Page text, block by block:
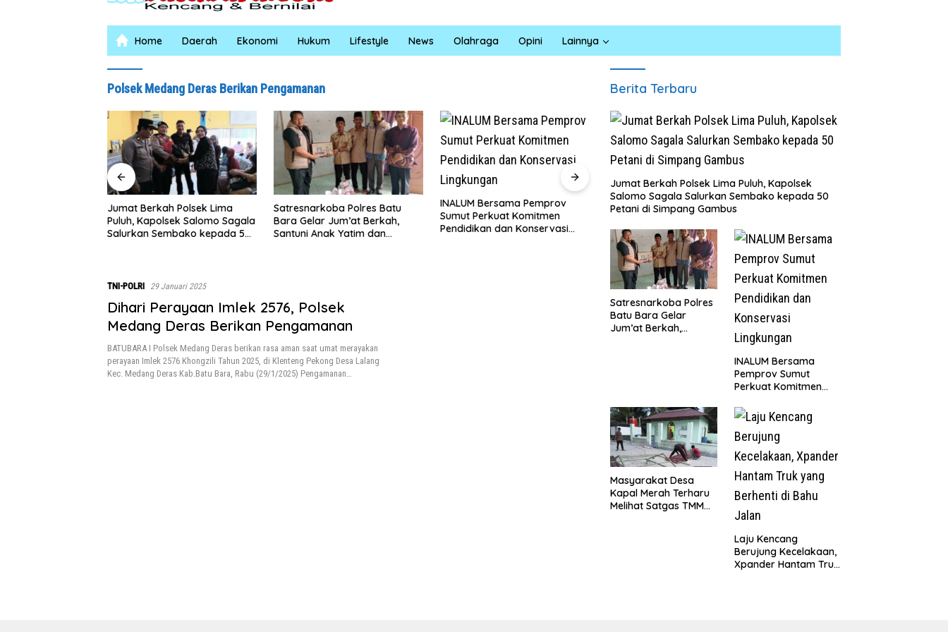
Home Daerah Ekonomi Hukum Lifestyle News Olahraga Opini Lainnya
Polsek Medang Deras Berikan Pengamanan
Kapolsek Salomo Sagala
Sembako kepada 50
Satresnarkoba Polres Batu
Bara Gelar Jum’at Berkah,
Santuni Anak Yatim dan
INALUM Bersama Pemprov
Sumut Perkuat Komitmen
Pendidikan dan Konservasi
Masyarakat Desa Kapal Merah
Terharu Melihat Satgas TMMD
Ke-129 Kodim 0208/Asahan
Laju Kencang Berujung
Kecelakaan, Xpander Hantam
Truk yang Berhenti di Bahu
Jalan
Kurang dari 1×24 Jam, Polsek
Lima Puluh Ringkus Pelaku
TNI-POLRI 29 Januari 2025
Dihari Perayaan Imlek 2576, Polsek
Medang Deras Berikan Pengamanan
BATUBARA I Polsek Medang Deras berikan rasa aman saat umat merayakan
perayaan Imlek 2576 Khongzili Tahun 2025, di Klenteng Pekong Desa Lalang
Kec. Medang Deras Kab.Batu Bara, Rabu (29/1/2025) Pengamanan…
Berita Terbaru
Jumat Berkah Polsek Lima Puluh, Kapolsek
Salomo Sagala Salurkan Sembako kepada 50
Petani di Simpang Gambus
Satresnarkoba Polres
Batu Bara Gelar
Jum’at Berkah,
INALUM Bersama
Pemprov Sumut
Perkuat Komitmen
Konservasi
Lingkungan
Masyarakat Desa
Kapal Merah Terharu
Melihat Satgas TMMD
Laju Kencang
Berujung Kecelakaan,
Xpander Hantam Truk